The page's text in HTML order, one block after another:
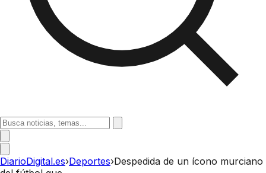
DiarioDigital.es›Deportes›Despedida de un ícono murciano